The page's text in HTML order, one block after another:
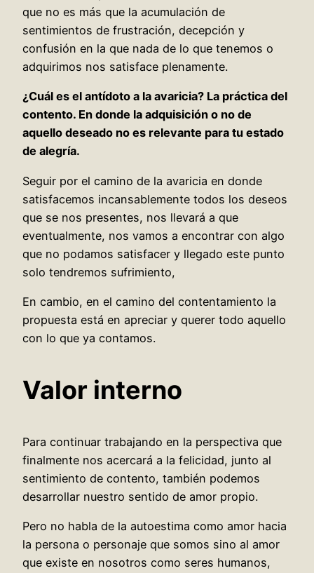
que no es más que la acumulación de
sentimientos de frustración, decepción y
confusión en la que nada de lo que tenemos o
adquirimos nos satisface plenamente.
¿Cuál es el antídoto a la avaricia? La práctica del
contento. En donde la adquisición o no de
aquello deseado no es relevante para tu estado
de alegría.
Seguir por el camino de la avaricia en donde
satisfacemos incansablemente todos los deseos
que se nos presentes, nos llevará a que
eventualmente, nos vamos a encontrar con algo
que no podamos satisfacer y llegado este punto
solo tendremos sufrimiento,
En cambio, en el camino del contentamiento la
propuesta está en apreciar y querer todo aquello
con lo que ya contamos.
Valor interno
Para continuar trabajando en la perspectiva que
finalmente nos acercará a la felicidad, junto al
sentimiento de contento, también podemos
desarrollar nuestro sentido de amor propio.
Pero no habla de la autoestima como amor hacia
la persona o personaje que somos sino al amor
que existe en nosotros como seres humanos,